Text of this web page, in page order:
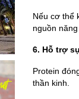
Nếu cơ thể
nguồn
6. Hỗ trợ
Protein
thần kinh.